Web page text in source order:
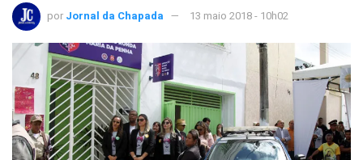
por Jornal da Chapada 13 maio 2018 - 10h02